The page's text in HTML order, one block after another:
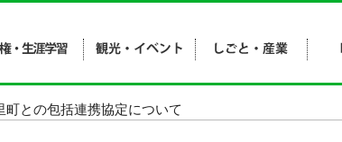
町との包括連携協定について